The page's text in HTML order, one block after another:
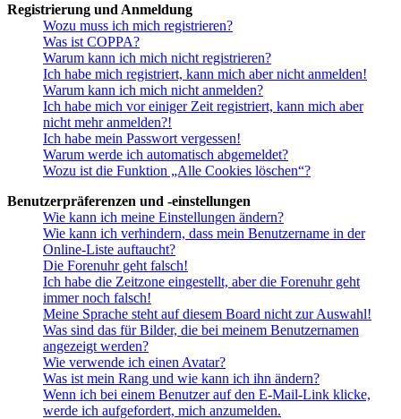
Registrierung und Anmeldung
Wozu muss ich mich registrieren?
Was ist COPPA?
Warum kann ich mich nicht registrieren?
Ich habe mich registriert, kann mich aber nicht anmelden!
Warum kann ich mich nicht anmelden?
Ich habe mich vor einiger Zeit registriert, kann mich aber
nicht mehr anmelden?!
Ich habe mein Passwort vergessen!
Warum werde ich automatisch abgemeldet?
Wozu ist die Funktion „Alle Cookies löschen“?
Benutzerpräferenzen und -einstellungen
Wie kann ich meine Einstellungen ändern?
Wie kann ich verhindern, dass mein Benutzername in der
Online-Liste auftaucht?
Die Forenuhr geht falsch!
Ich habe die Zeitzone eingestellt, aber die Forenuhr geht
immer noch falsch!
Meine Sprache steht auf diesem Board nicht zur Auswahl!
Was sind das für Bilder, die bei meinem Benutzernamen
angezeigt werden?
Wie verwende ich einen Avatar?
Was ist mein Rang und wie kann ich ihn ändern?
Wenn ich bei einem Benutzer auf den E-Mail-Link klicke,
werde ich aufgefordert, mich anzumelden.